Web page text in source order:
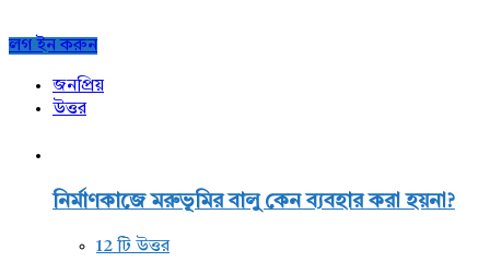
Sidebar
লগ ইন করুন
জনপ্রিয়
উত্তর
নির্মাণকাজে মরুভূমির বালু কেন ব্যবহার করা হয়না?
12 টি উত্তর